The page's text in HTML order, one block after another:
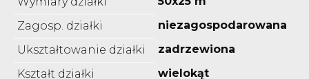
Zagosp. działki
niezagospodarowana
Ukształtowanie działki
zadrzewiona
Kształt działki
wielokąt